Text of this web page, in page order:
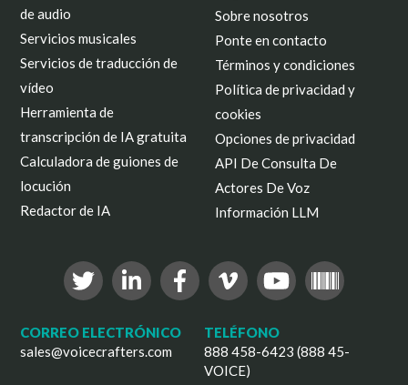
de audio
Servicios musicales
Servicios de traducción de
vídeo
Herramienta de
transcripción de IA gratuita
Calculadora de guiones de
locución
Redactor de IA
Sobre nosotros
Ponte en contacto
Términos y condiciones
Política de privacidad y
cookies
Opciones de privacidad
API De Consulta De
Actores De Voz
Información LLM
CORREO ELECTRÓNICO
sales@voicecrafters.com
TELÉFONO
888 458-6423 (888 45-
VOICE)